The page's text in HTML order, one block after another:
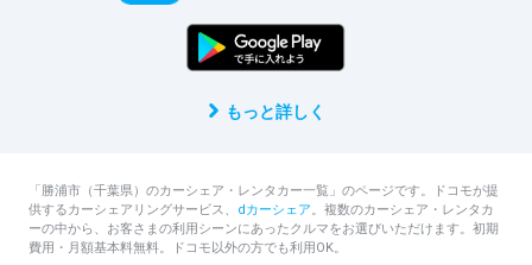
もっと詳しく
「勝浦市（千葉県）のカーシェア・レンタカー一覧」のページです。ドコモが提
供するカーシェアリングサービス、 dカーシェア。複数のカーシェア・レンタカ
ーの中から、お客さまの利用シーンにあったクルマをお選びいただけます。初期
費用・月額基本料無料。ドコモ以外の方でも利用OK。